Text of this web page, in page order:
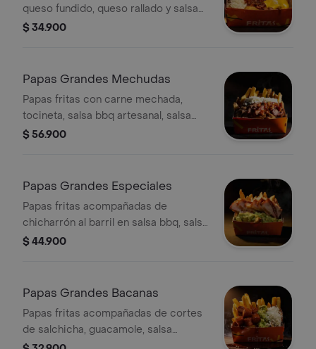
queso fundido, queso rallado y salsa
bbq de la casa.
$ 34.900
Papas Grandes Mechudas
Papas fritas con carne mechada,
tocineta, salsa bbq artesanal, salsa
ahumada y queso rallado.
$ 56.900
Papas Grandes Especiales
Papas fritas acompañadas de
chicharrón al barril en salsa bbq, salsa
de cilantro y queso rallado.
$ 44.900
Papas Grandes Bacanas
Papas fritas acompañadas de cortes
de salchicha, guacamole, salsa
ahumada y queso blanco.